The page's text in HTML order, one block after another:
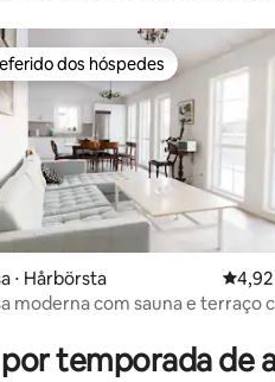
média de 5, 63 avaliações
dos hóspedes
dos hóspedes
⋅ Hårbörsta 4,92
moderna com sauna e terraço
temporada de